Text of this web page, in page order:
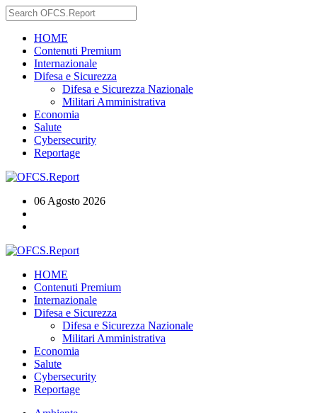
HOME
Contenuti Premium
Internazionale
Difesa e Sicurezza
Difesa e Sicurezza Nazionale
Militari Amministrativa
Economia
Salute
Cybersecurity
Reportage
06 Agosto 2026
HOME
Contenuti Premium
Internazionale
Difesa e Sicurezza
Difesa e Sicurezza Nazionale
Militari Amministrativa
Economia
Salute
Cybersecurity
Reportage